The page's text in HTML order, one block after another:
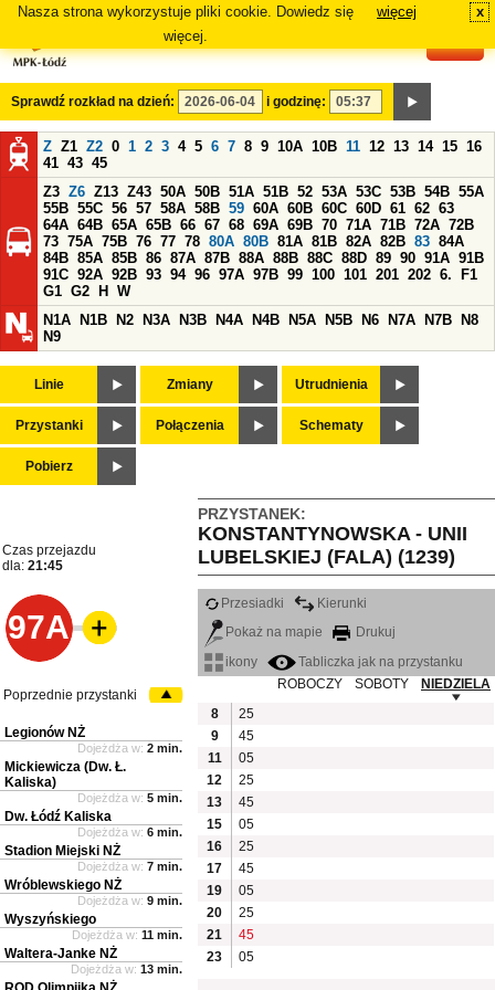
Nasza strona wykorzystuje pliki cookie. Dowiedz się
więcej.
więcej x
Sprawdź rozkład na dzień: i godzinę:
Z Z1 Z2 0 1 2 3 4 5 6 7 8 9 10A 10B 11 12 13 14 15 16
41 43 45
Z3 Z6 Z13 Z43 50A 50B 51A 51B 52 53A 53C 53B 54B 55A
55B 55C 56 57 58A 58B 59 60A 60B 60C 60D 61 62 63
64A 64B 65A 65B 66 67 68 69A 69B 70 71A 71B 72A 72B
73 75A 75B 76 77 78 80A 80B 81A 81B 82A 82B 83 84A
84B 85A 85B 86 87A 87B 88A 88B 88C 88D 89 90 91A 91B
91C 92A 92B 93 94 96 97A 97B 99 100 101 201 202 6.
F1
G1 G2 H
W
N1A
N1B N2 N3A N3B N4A N4B N5A N5B N6 N7A N7B
N8
N9
Linie Zmiany Utrudnienia
Przystanki Połączenia Schematy
Pobierz
PRZYSTANEK:
KONSTANTYNOWSKA - UNII
LUBELSKIEJ (FALA) (1239)
Czas przejazdu
dla: 21:45
97A
Przesiadki
Kierunki
Pokaż na mapie
Drukuj
ikony
Tabliczka jak na przystanku
ROBOCZY
SOBOTY
NIEDZIELA
8
25
9
45
11
05
12
25
13
45
15
05
16
25
17
45
19
05
20
25
21
45
23
05
Poprzednie przystanki
Legionów NŻ
Dojeżdża w: 2 min.
Mickiewicza (Dw. Ł.
Kaliska)
Dojeżdża w: 5 min.
Dw. Łódź Kaliska
Dojeżdża w: 6 min.
Stadion Miejski NŻ
Dojeżdża w: 7 min.
Wróblewskiego NŻ
Dojeżdża w: 9 min.
Wyszyńskiego
Dojeżdża w: 11 min.
Waltera-Janke NŻ
Dojeżdża w: 13 min.